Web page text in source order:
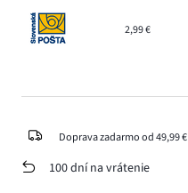
2,99 €
Doprava zadarmo od 49,99 €
100 dní na vrátenie